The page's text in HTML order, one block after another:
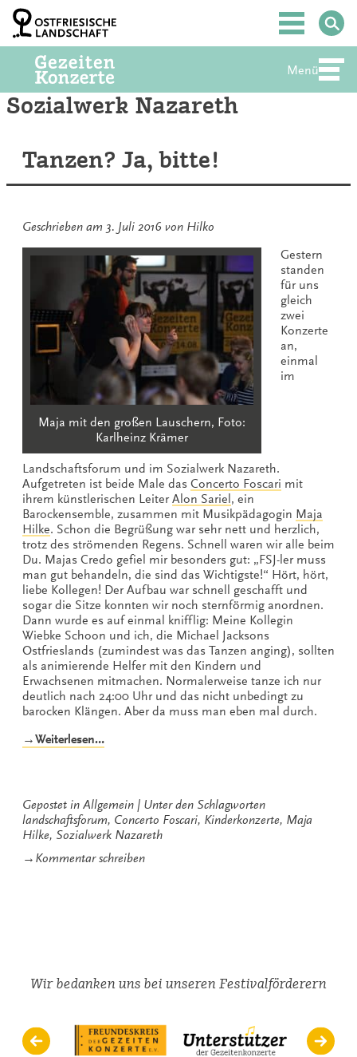
Zum
Inhalt
springen
Hauptmenü
Menü
Sozialwerk Nazareth
Tanzen? Ja, bitte!
Geschrieben am 3. Juli 2016 von Hilko
Maja mit den großen Lauschern, Foto:
Karlheinz Krämer
Gestern
standen
für uns
gleich
zwei
Konzerte
an,
einmal
im
Landschaftsforum und im Sozialwerk Nazareth.
Aufgetreten ist beide Male das Concerto Foscari mit
ihrem künstlerischen LeiterAlon Sariel , ein
Barockensemble, zusammen mit Musikpädagogin Maja
Hilke. Schon die Begrüßung war sehr nett und herzlich,
trotz des strömenden Regens. Schnell waren wir alle beim
Du. Majas Credo gefiel mir besonders gut: „FSJ-ler muss
man gut behandeln, die sind das Wichtigste!“ Hört, hört,
liebe Kollegen! Der Aufbau war schnell geschafft und
sogar die Sitze konnten wir noch sternförmig anordnen.
Dann wurde es auf einmal knifflig: Meine Kollegin
Wiebke Schoon und ich, die Michael Jacksons
Ostfrieslands (zumindest was das Tanzen anging), sollten
als animierende Helfer mit den Kindern und
Erwachsenen mitmachen. Normalerweise tanze ich nur
deutlich nach 24:00 Uhr und das nicht unbedingt zu
barocken Klängen. Aber da muss man eben mal durch.
→Weiterlesen…„Tanzen?
Gepostet in Allgemein
Unter den Schlagworten
landschaftsforum, Concerto Foscari, Kinderkonzerte, Maja
Hilke, Sozialwerk Nazareth
→ Kommentar schreibenzu
Wir bedanken uns bei unseren Festivalförderern